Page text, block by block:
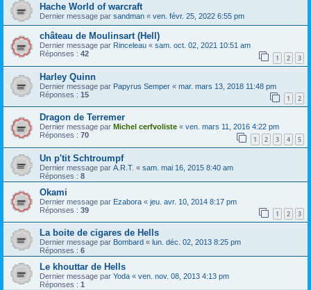
Hache World of warcraft
Dernier message par sandman « ven. févr. 25, 2022 6:55 pm
château de Moulinsart (Hell)
Dernier message par Rinceleau « sam. oct. 02, 2021 10:51 am
Réponses : 42 1 2 3
Harley Quinn
Dernier message par Papyrus Semper « mar. mars 13, 2018 11:48 pm
Réponses : 15 1 2
Dragon de Terremer
Dernier message par Michel cerfvoliste « ven. mars 11, 2016 4:22 pm
Réponses : 70 1 2 3 4 5
Un p'tit Schtroumpf
Dernier message par A.R.T. « sam. mai 16, 2015 8:40 am
Réponses : 8
Okami
Dernier message par Ezabora « jeu. avr. 10, 2014 8:17 pm
Réponses : 39 1 2 3
La boite de cigares de Hells
Dernier message par Bombard « lun. déc. 02, 2013 8:25 pm
Réponses : 6
Le khouttar de Hells
Dernier message par Yoda « ven. nov. 08, 2013 4:13 pm
Réponses : 1